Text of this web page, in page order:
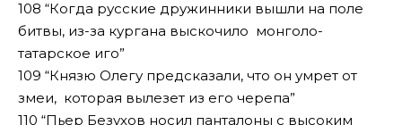
108 “Когда русские дружинники вышли на поле
битвы, из-за кургана выскочило монголо-
татарское иго”
109 “Князю Олегу предсказали, что он умрет от
змеи, которая вылезет из его черепа”
110 “Пьер Безухов носил панталоны с высоким